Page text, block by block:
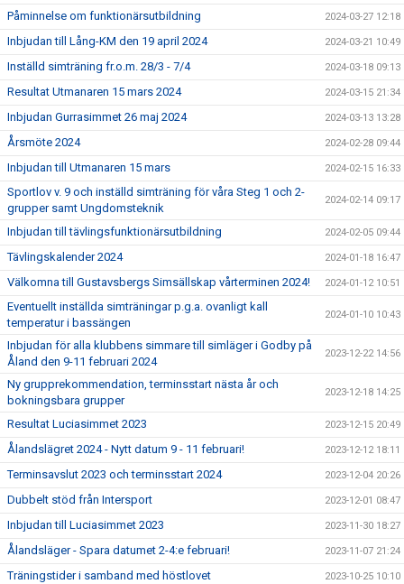
Påminnelse om funktionärsutbildning 2024-03-27 12:18
Inbjudan till Lång-KM den 19 april 2024 2024-03-21 10:49
Inställd simträning fr.o.m. 28/3 - 7/4 2024-03-18 09:13
Resultat Utmanaren 15 mars 2024 2024-03-15 21:34
Inbjudan Gurrasimmet 26 maj 2024 2024-03-13 13:28
Årsmöte 2024 2024-02-28 09:44
Inbjudan till Utmanaren 15 mars 2024-02-15 16:33
Sportlov v. 9 och inställd simträning för våra Steg 1 och 2-
grupper samt Ungdomsteknik
2024-02-14 09:17
Inbjudan till tävlingsfunktionärsutbildning 2024-02-05 09:44
Tävlingskalender 2024 2024-01-18 16:47
Välkomna till Gustavsbergs Simsällskap vårterminen 2024! 2024-01-12 10:51
Eventuellt inställda simträningar p.g.a. ovanligt kall
temperatur i bassängen
2024-01-10 10:43
Inbjudan för alla klubbens simmare till simläger i Godby på
Åland den 9-11 februari 2024
2023-12-22 14:56
Ny grupprekommendation, terminsstart nästa år och
bokningsbara grupper
2023-12-18 14:25
Resultat Luciasimmet 2023 2023-12-15 20:49
Ålandslägret 2024 - Nytt datum 9 - 11 februari! 2023-12-12 18:11
Terminsavslut 2023 och terminsstart 2024 2023-12-04 20:26
Dubbelt stöd från Intersport 2023-12-01 08:47
Inbjudan till Luciasimmet 2023 2023-11-30 18:27
Ålandsläger - Spara datumet 2-4:e februari! 2023-11-07 21:24
Träningstider i samband med höstlovet 2023-10-25 10:10